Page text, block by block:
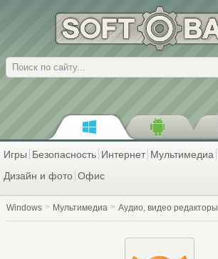
Поиск
Игры Безопасность Интернет Мультимедиа
Дизайн и фото Офис
Windows Мультимедиа Аудио, видео редакторы